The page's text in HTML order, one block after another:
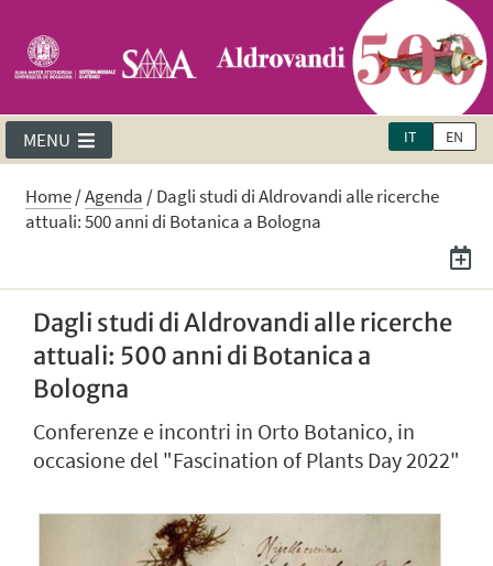
IT EN
MENU
Home/Agenda /Dagli studi di Aldrovandi alle ricerche
attuali: 500 anni di Botanica a Bologna
Dagli studi di Aldrovandi alle ricerche
attuali: 500 anni di Botanica a
Bologna
Conferenze e incontri in Orto Botanico, in
occasione del "Fascination of Plants Day 2022"